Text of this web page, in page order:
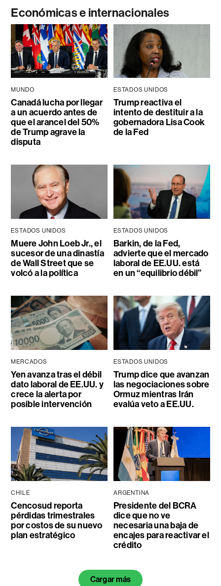
Económicas e internacionales
MUNDO
Canadá lucha por llegar
a un acuerdo antes de
que el arancel del 50%
de Trump agrave la
disputa
ESTADOS UNIDOS
Trump reactiva el
intento de destituir a la
gobernadora Lisa Cook
de la Fed
ESTADOS UNIDOS
Muere John Loeb Jr., el
sucesor de una dinastía
de Wall Street que se
volcó a la política
ESTADOS UNIDOS
Barkin, de la Fed,
advierte que el mercado
laboral de EE.UU. está
en un “equilibrio débil”
MERCADOS
Yen avanza tras el débil
dato laboral de EE.UU. y
crece la alerta por
posible intervención
ESTADOS UNIDOS
Trump dice que avanzan
las negociaciones sobre
Ormuz mientras Irán
evalúa veto a EE.UU.
CHILE
Cencosud reporta
pérdidas trimestrales
por costos de su nuevo
plan estratégico
ARGENTINA
Presidente del BCRA
dice que no ve
necesaria una baja de
encajes para reactivar el
crédito
Cargar más